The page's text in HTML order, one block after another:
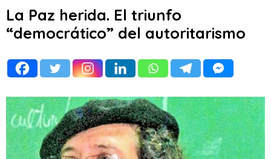
La Paz herida. El triunfo
“democrático” del autoritarismo